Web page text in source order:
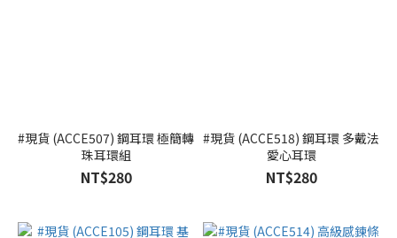
#現貨 (ACCE507) 鋼耳環 極簡轉
珠耳環組
NT$280
#現貨 (ACCE518) 鋼耳環 多戴法
愛心耳環
NT$280